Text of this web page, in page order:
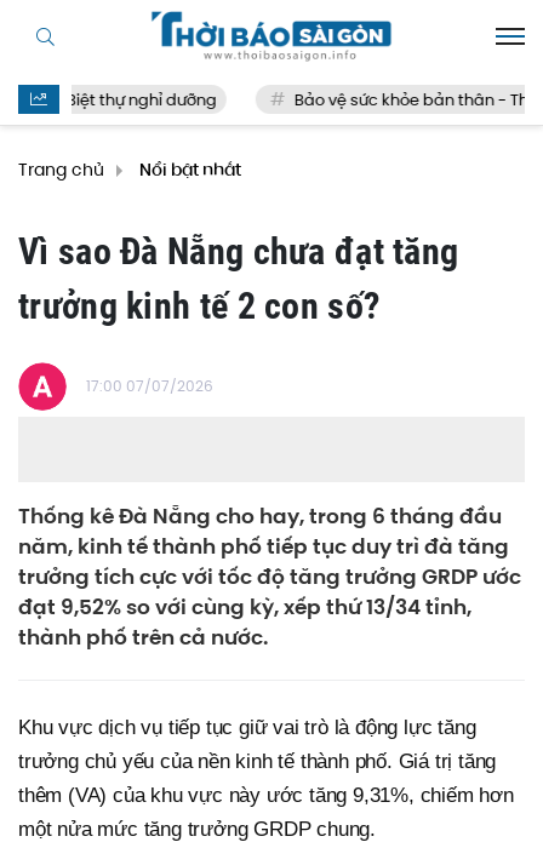
Biệt thự nghỉ dưỡng Bảo vệ sức khỏe bản thân - Thế
Trang chủ Nổi bật nhất
Vì sao Đà Nẵng chưa đạt tăng
trưởng kinh tế 2 con số?
17:00 07/07/2026
Thống kê Đà Nẵng cho hay, trong 6 tháng đầu
năm, kinh tế thành phố tiếp tục duy trì đà tăng
trưởng tích cực với tốc độ tăng trưởng GRDP ước
đạt 9,52% so với cùng kỳ, xếp thứ 13/34 tỉnh,
thành phố trên cả nước.
Khu vực dịch vụ tiếp tục giữ vai trò là động lực tăng
trưởng chủ yếu của nền kinh tế thành phố. Giá trị tăng
thêm (VA) của khu vực này ước tăng 9,31%, chiếm hơn
một nửa mức tăng trưởng GRDP chung.